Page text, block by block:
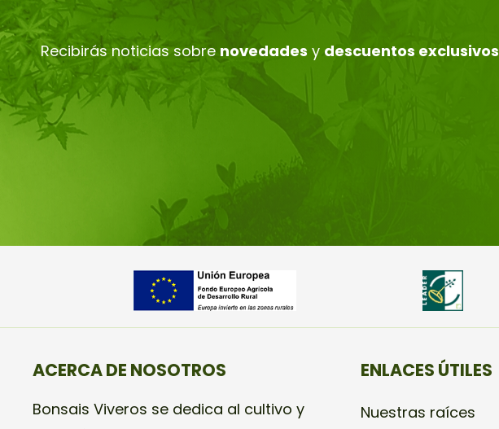
Recibirás noticias sobre novedades y descuentos exclusivos
ACERCA DE NOSOTROS
Bonsais Viveros se dedica al cultivo y
ENLACES ÚTILES
Nuestras raíces